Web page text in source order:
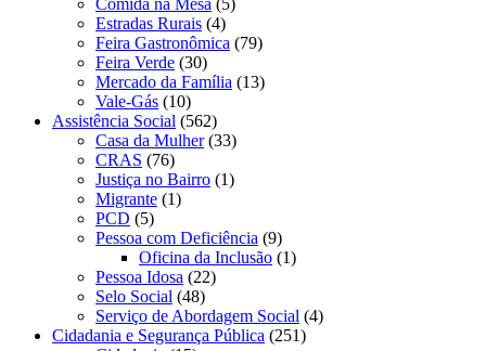
Comida na Mesa (5)
Estradas Rurais (4)
Feira Gastronômica (79)
Feira Verde (30)
Mercado da Família (13)
Vale-Gás (10)
Assistência Social (562)
Casa da Mulher(33)
CRAS (76)
Justiça no Bairro (1)
Migrante (1)
PCD (5)
Pessoa com Deficiência (9)
Oficina da Inclusão (1)
Pessoa Idosa (22)
Selo Social (48)
Serviço de Abordagem Social (4)
Cidadania e Segurança Pública (251)